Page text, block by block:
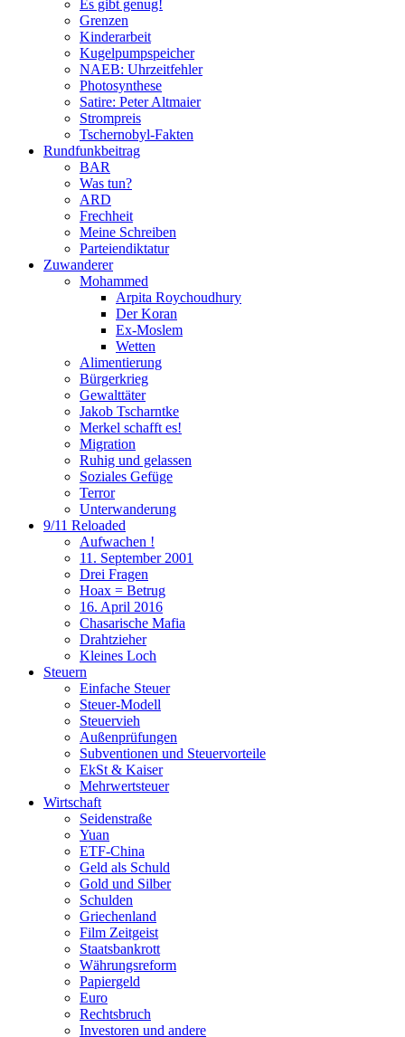
Es gibt genug!
Grenzen
Kinderarbeit
Kugelpumpspeicher
NAEB: Uhrzeitfehler
Photosynthese
Satire: Peter Altmaier
Strompreis
Tschernobyl-Fakten
Rundfunkbeitrag
BAR
Was tun?
ARD
Frechheit
Meine Schreiben
Parteiendiktatur
Zuwanderer
Mohammed
Arpita Roychoudhury
Der Koran
Ex-Moslem
Wetten
Alimentierung
Bürgerkrieg
Gewalttäter
Jakob Tscharntke
Merkel schafft es!
Migration
Ruhig und gelassen
Soziales Gefüge
Terror
Unterwanderung
9/11 Reloaded
Aufwachen !
11. September 2001
Drei Fragen
Hoax = Betrug
16. April 2016
Chasarische Mafia
Drahtzieher
Kleines Loch
Steuern
Einfache Steuer
Steuer-Modell
Steuervieh
Außenprüfungen
Subventionen und Steuervorteile
EkSt & Kaiser
Mehrwertsteuer
Wirtschaft
Seidenstraße
Yuan
ETF-China
Geld als Schuld
Gold und Silber
Schulden
Griechenland
Film Zeitgeist
Staatsbankrott
Währungsreform
Papiergeld
Euro
Rechtsbruch
Investoren und andere